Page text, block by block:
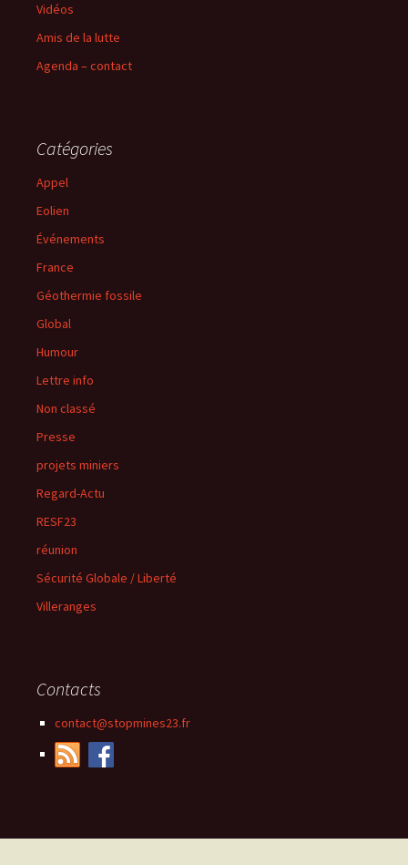
Vidéos
Amis de la lutte
Agenda – contact
Catégories
Appel
Eolien
Événements
France
Géothermie fossile
Global
Humour
Lettre info
Non classé
Presse
projets miniers
Regard-Actu
RESF23
réunion
Sécurité Globale / Liberté
Villeranges
Contacts
contact@stopmines23.fr